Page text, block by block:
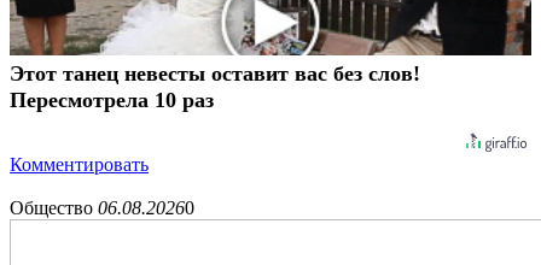
Этот танец невесты оставит вас без слов!
Пересмотрела 10 раз
Комментировать
Общество 06.08.20260